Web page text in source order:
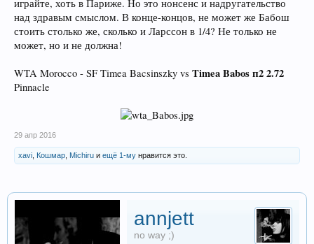
играйте, хоть в Париже. Но это нонсенс и надругательство
над здравым смыслом. В конце-концов, не может же Бабош
стоить столько же, сколько и Ларссон в 1/4? Не только не
может, но и не должна!
WTA Morocco - SF Timea Bacsinszky vs Timea Babos п2 2.72
Pinnacle
29 апр 2016
xavi Кошмар Michiru и ещё 1-му нравится это.
annjett
no way ;)